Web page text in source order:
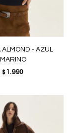
ALMOND - AZUL
MARINO
$ 1.990